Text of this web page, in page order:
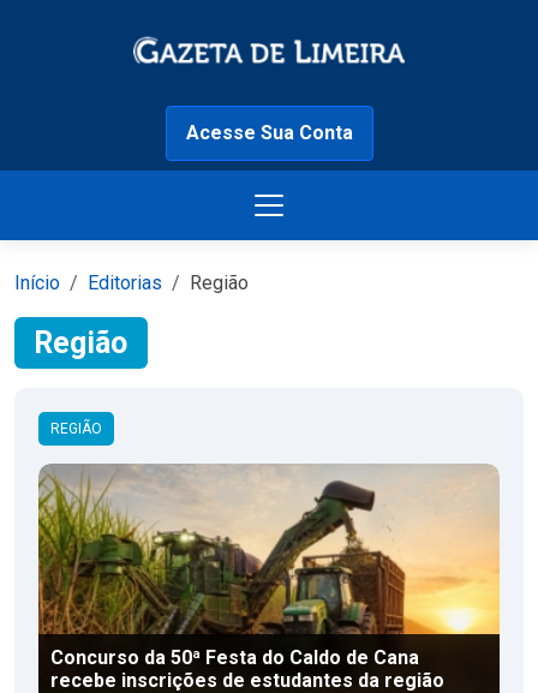
Acesse Sua Conta
Início Editorias Região
Região
REGIÃO
Concurso da 50ª Festa do Caldo de Cana
recebe inscrições de estudantes da região